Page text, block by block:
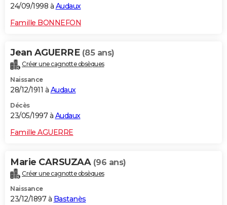
24/09/1998 à Audaux
Famille BONNEFON
Jean AGUERRE (85 ans)
Créer une cagnotte obsèques
Naissance
28/12/1911 à Audaux
Décès
23/05/1997 à Audaux
Famille AGUERRE
Marie CARSUZAA (96 ans)
Créer une cagnotte obsèques
Naissance
23/12/1897 à Bastanès